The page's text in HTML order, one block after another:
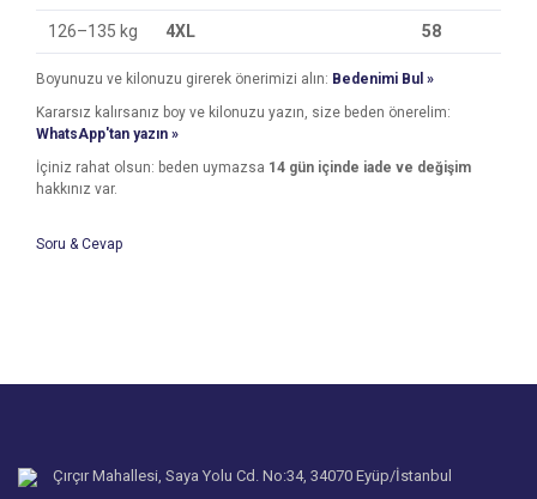
126–135 kg 4XL 58
Boyunuzu ve kilonuzu girerek önerimizi alın: Bedenimi Bul »
Kararsız kalırsanız boy ve kilonuzu yazın, size beden önerelim:
WhatsApp'tan yazın »
İçiniz rahat olsun: beden uymazsa 14 gün içinde iade ve değişim
hakkınız var.
Soru & Cevap
Çırçır Mahallesi, Saya Yolu Cd. No:34, 34070 Eyüp/İstanbul